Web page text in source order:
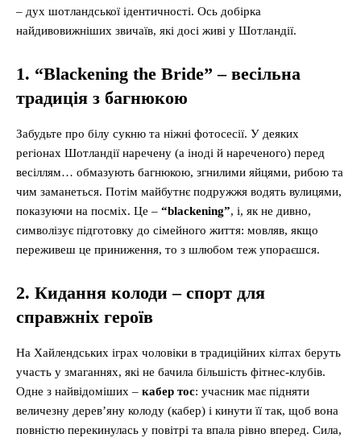
– дух шотландської ідентичності. Ось добірка
найдивовижніших звичаїв, які досі живі у Шотландії.
1. “Blackening the Bride” – весільна
традиція з багнюкою
Забудьте про білу сукню та ніжні фотосесії. У деяких
регіонах Шотландії наречену (а іноді й нареченого) перед
весіллям… обмазують багнюкою, згнилими яйцями, рибою та
чим заманеться. Потім майбутнє подружжя водять вулицями,
показуючи на посміх. Це – “blackening”, і, як не дивно,
символізує підготовку до сімейного життя: мовляв, якщо
переживеш це приниження, то з шлюбом теж упораєшся.
2. Кидання колоди – спорт для
справжніх героїв
На Хайлендських іграх чоловіки в традиційних кілтах беруть
участь у змаганнях, які не бачила більшість фітнес-клубів.
Одне з найвідоміших – кабер тос: учасник має підняти
величезну дерев’яну колоду (кабер) і кинути її так, щоб вона
повністю перекинулась у повітрі та впала рівно вперед. Сила,